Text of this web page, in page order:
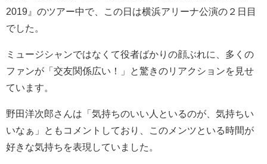
2019』のツアー中で、この日は横浜アリーナ公演の２日目
でした。
ミュージシャンではなくて役者ばかりの顔ぶれに、多くの
ファンが「交友関係広い！」と驚きのリアクションを見せ
ています。
野田洋次郎さんは「気持ちのいい人といるのが、気持ちい
いなぁ」ともコメントしており、このメンツといる時間が
好きな気持ちを表現していました。